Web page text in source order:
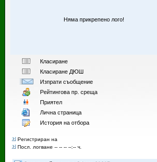
Няма прикрепено лого!
Класиране
Класиране ДЮШ
Изпрати съобщение
Рейтингoва пр. среща
Приятел
Лична страница
История на отбора
Регистриран на
Посл. логване -- -- -- --:-- ч.